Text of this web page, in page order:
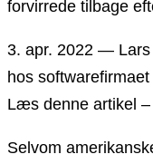
forvirrede tilbage
3. apr. 2022 — Lars
hos
Læs denne artikel
Selvom